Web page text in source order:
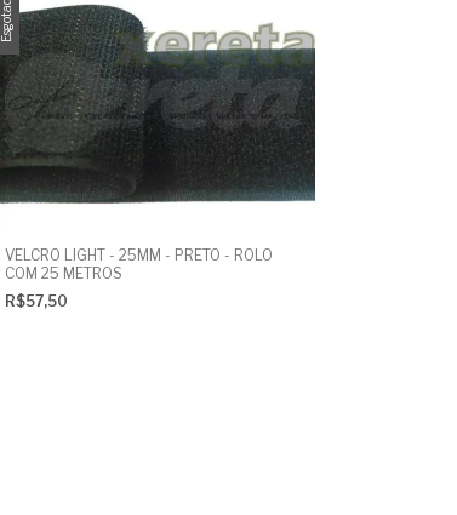
Esgotado
VELCRO LIGHT - 25MM - PRETO - ROLO
COM 25 METROS
R$57,50